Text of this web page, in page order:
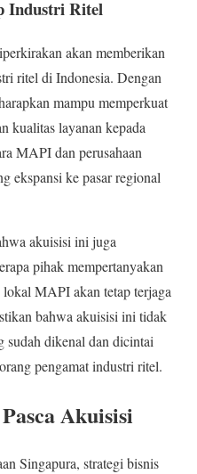
Industri Ritel
akan memberikan
ritel di Indonesia. Dengan
mampu memperkuat
kualitas layanan kepada
MAPI dan perusahaan
ekspansi ke pasar regional
akuisisi ini juga
pihak mempertanyakan
MAPI akan tetap terjaga
bahwa akuisisi ini tidak
sudah dikenal dan dicintai
pengamat industri ritel.
Akuisisi
Singapura, strategi bisnis